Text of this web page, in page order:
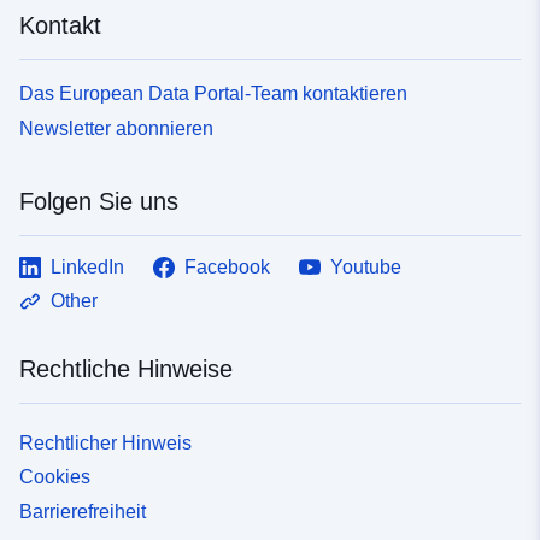
Kontakt
Das European Data Portal-Team kontaktieren
Newsletter abonnieren
Folgen Sie uns
LinkedIn Facebook
Youtube
Other
Rechtliche Hinweise
Rechtlicher Hinweis
Cookies
Barrierefreiheit